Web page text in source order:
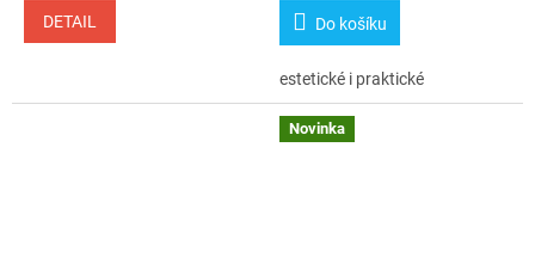
DETAIL Do košíku
estetické i praktické
Novinka